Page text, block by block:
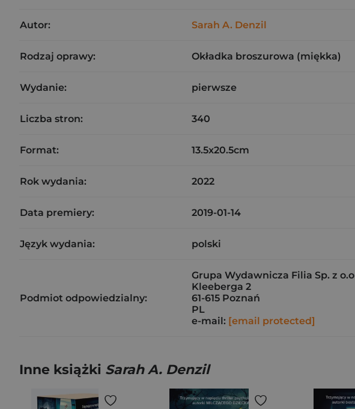
Autor: Sarah A. Denzil
Rodzaj oprawy: Okładka broszurowa (miękka)
Wydanie: pierwsze
Liczba stron: 340
Format: 13.5x20.5cm
Rok wydania: 2022
Data premiery: 2019-01-14
Język wydania: polski
Podmiot odpowiedzialny:
Grupa Wydawnicza Filia Sp. z o.o
Kleeberga 2
61-615 Poznań
PL
e-mail: [email protected]
Inne książki Sarah A. Denzil